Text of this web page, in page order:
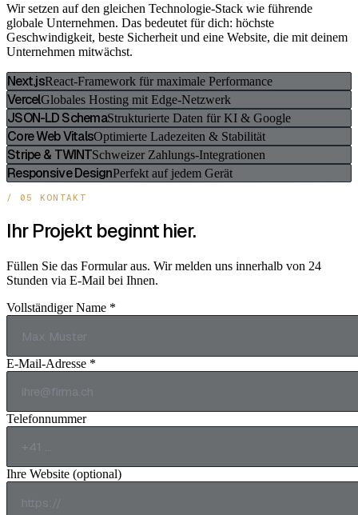
Wir setzen auf den gleichen Technologie-Stack wie führende
globale Unternehmen. Das bedeutet für dich: höchste
Geschwindigkeit, beste Sicherheit und eine Website, die mit deinem
Unternehmen mitwächst.
Next.jsReact-Framework für maximale Performance
VercelGlobales Hosting mit Edge-Netzwerk
JSON-LD SchemaStrukturierte Daten für KI & Google
Core Web VitalsOptimierte Ladezeiten & Stabilität
Stripe & TWINTSchweizer Zahlungs-Integrationen
Responsive DesignPerfekt auf jedem Gerät
/ 05 KONTAKT
Ihr Projekt beginnt hier.
Füllen Sie das Formular aus. Wir melden uns innerhalb von 24
Stunden via E-Mail bei Ihnen.
Vollständiger Name *
E-Mail-Adresse *
Telefonnummer
Ihre Website (optional)